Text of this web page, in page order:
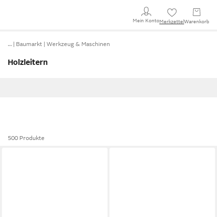
Mein KontoMerkzettel Warenkorb
… Baumarkt Werkzeug & Maschinen
Holzleitern
500 Produkte